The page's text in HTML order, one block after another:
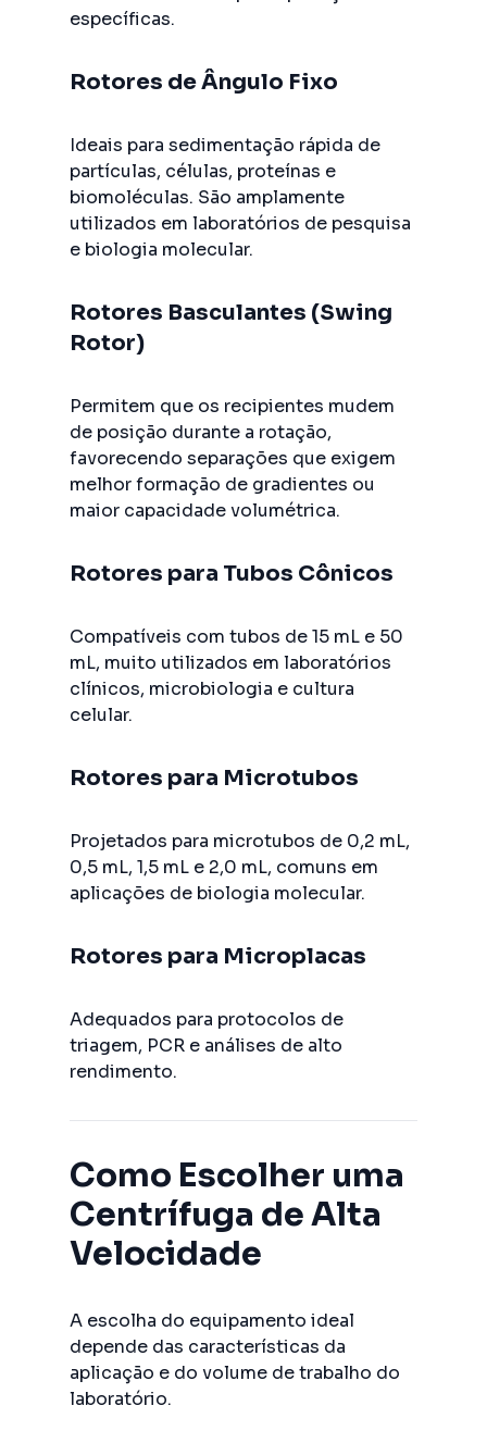
específicas.
Rotores de Ângulo Fixo
Ideais para sedimentação rápida de
partículas, células, proteínas e
biomoléculas. São amplamente
utilizados em laboratórios de pesquisa
e biologia molecular.
Rotores Basculantes (Swing
Rotor)
Permitem que os recipientes mudem
de posição durante a rotação,
favorecendo separações que exigem
melhor formação de gradientes ou
maior capacidade volumétrica.
Rotores para Tubos Cônicos
Compatíveis com tubos de 15 mL e 50
mL, muito utilizados em laboratórios
clínicos, microbiologia e cultura
celular.
Rotores para Microtubos
Projetados para microtubos de 0,2 mL,
0,5 mL, 1,5 mL e 2,0 mL, comuns em
aplicações de biologia molecular.
Rotores para Microplacas
Adequados para protocolos de
triagem, PCR e análises de alto
rendimento.
Como Escolher uma
Centrífuga de Alta
Velocidade
A escolha do equipamento ideal
depende das características da
aplicação e do volume de trabalho do
laboratório.